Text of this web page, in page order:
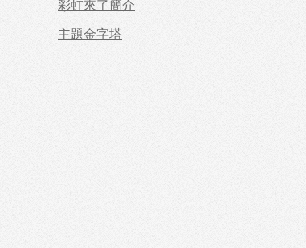
彩虹來了簡介
主題金字塔